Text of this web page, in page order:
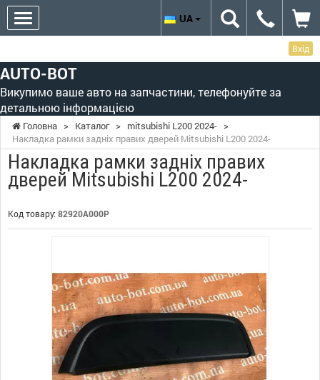
Вхід
AUTO-BOT
Викупимо ваше авто на запчастини, телефонуйте за
детальною інформацією
UA
Головна > Каталог > mitsubishi L200 2024- >
Накладка рамки задніх правих дверей Mitsubishi L200 2024-
Накладка рамки задніх правих
дверей Mitsubishi L200 2024-
Код товару: 82920A000P